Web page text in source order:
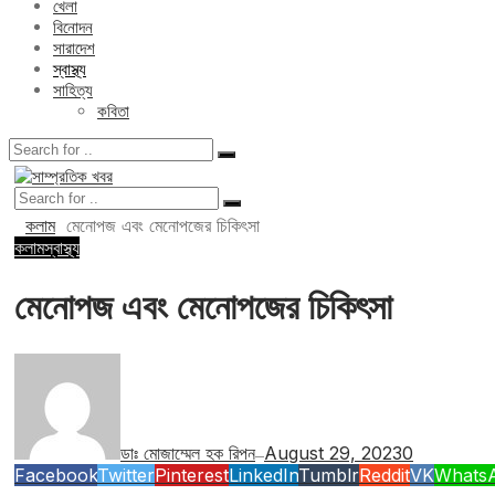
খেলা
বিনোদন
সারাদেশ
স্বাস্থ্য
সাহিত্য
কবিতা
কলাম মেনোপজ এবং মেনোপজের চিকিৎসা
কলামস্বাস্থ্য
মেনোপজ এবং মেনোপজের চিকিৎসা
ডাঃ মোজাম্মেল হক রিপন—August 29, 20230
FacebookTwitterPinterestLinkedInTumblrRedditVK